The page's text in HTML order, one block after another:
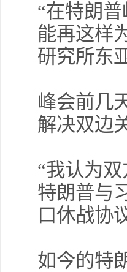
“在特朗
能再这样
研究所东
峰会前几
解决双边
“我认为
特朗普与
口休战协
如今的特